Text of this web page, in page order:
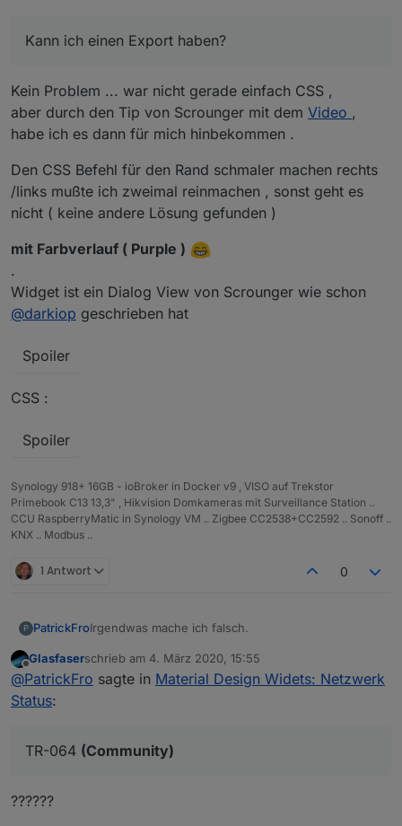
Wie hast du dieses PopUp hinbekommen?
Kann ich einen Export haben?
Kein Problem ... war nicht gerade einfach CSS ,
aber durch den Tip von Scrounger mit dem Video ,
habe ich es dann für mich hinbekommen .
Den CSS Befehl für den Rand schmaler machen rechts
/links mußte ich zweimal reinmachen , sonst geht es
nicht ( keine andere Lösung gefunden )
mit Farbverlauf ( Purple )
.
Widget ist ein Dialog View von Scrounger wie schon
@darkiop geschrieben hat
Spoiler
CSS :
Spoiler
Synology 918+ 16GB - ioBroker in Docker v9 , VISO auf Trekstor
Primebook C13 13,3" , Hikvision Domkameras mit Surveillance Station ..
CCU RaspberryMatic in Synology VM .. Zigbee CC2538+CC2592 .. Sonoff ..
KNX .. Modbus ..
1 Antwort 0
P PatrickFroIrgendwas mache ich falsch.
Datenpunkte sind angelegt und angepasst. TR-064
(Community) läuft und findet Geräte. In TR-064 sind
Offline
Glasfaserschrieb am 4. März 2020, 15:55
zuletzt editiert von
@PatrickFro sagte in Material Design Widets: Netzwerk
Status:
TR-064 (Community)
??????